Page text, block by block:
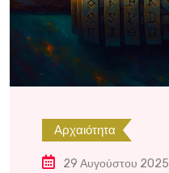
Αρχαιότητα
29 Αυγούστου 2025